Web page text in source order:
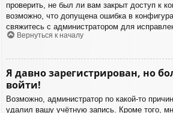
проверить, не был ли вам закрыт доступ к
возможно, что допущена ошибка в
свяжитесь с администратором для
Вернуться к началу
Я давно зарегистрирован, но
войти!
Возможно, администратор по какой-то
удалил вашу учётную запись. Кроме того,